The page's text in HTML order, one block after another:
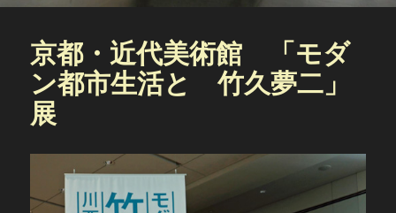
京都・近代美術館 「モダ
ン都市生活と 竹久夢二」
展